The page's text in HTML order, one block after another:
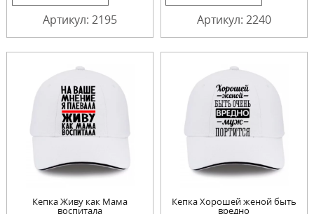
Артикул: 2195 Артикул: 2240
Кепка Живу как Мама
воспитала
Кепка Хорошей женой быть
вредно